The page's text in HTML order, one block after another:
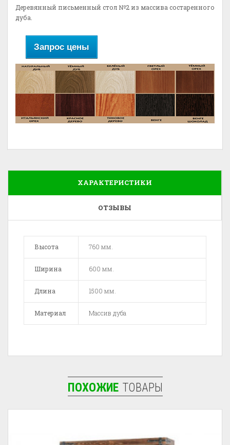
Деревянный письменный стол №2 из массива состаренного
дуба.
Запрос цены
ХАРАКТЕРИСТИКИ
ОТЗЫВЫ
Высота 760 мм.
Ширина 600 мм.
Длина 1500 мм.
Материал Массив дуба
ПОХОЖИЕ ТОВАРЫ